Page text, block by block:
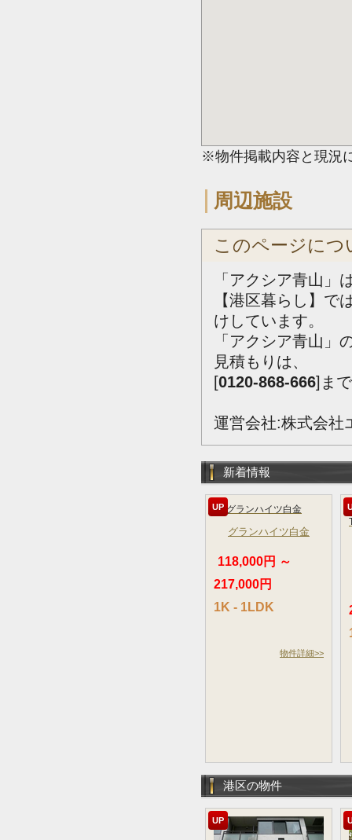
※物件掲載内容と現況
周辺施設
このページにつ
「アクシア青山」
【港区暮らし】で
けしています。
「アクシア青山」
見積もりは、
[0120-868-666]ま
運営会社:株式会社
新着情報
UP
グランハイツ白金
118,000円 ～
217,000円
1K - 1LDK
物件詳細>>
港区の物件
UP